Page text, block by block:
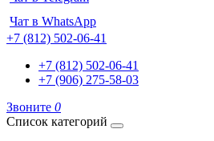
Чат в WhatsApp
+7 (812) 502-06-41
+7 (812) 502-06-41
+7 (906) 275-58-03
Звоните 0
Список категорий